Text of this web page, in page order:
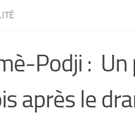
Podji : Un
après le